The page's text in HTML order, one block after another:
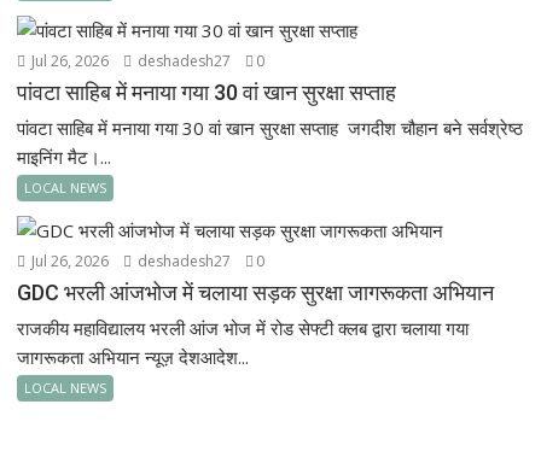
Jul 26, 2026 deshadesh27 0
पांवटा साहिब में मनाया गया 30 वां खान सुरक्षा सप्ताह
पांवटा साहिब में मनाया गया 30 वां खान सुरक्षा सप्ताह जगदीश चौहान बने सर्वश्रेष्ठ
माइनिंग मैट।...
LOCAL NEWS
Jul 26, 2026 deshadesh27 0
GDC भरली आंजभोज में चलाया सड़क सुरक्षा जागरूकता अभियान
राजकीय महाविद्यालय भरली आंज भोज में रोड सेफ्टी क्लब द्वारा चलाया गया
जागरूकता अभियान न्यूज़ देशआदेश...
LOCAL NEWS